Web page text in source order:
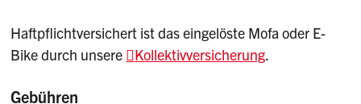
Führerausweis vor 14. Altersjahr gestellt werden.
oder Schulbussen nicht möglich oder nicht
zweckmässig
Treffen alle Voraussetzungen zu, kann
Haftpflichtversichert ist das eingelöste Mofa oder E-
Bike durch unsere
Kollektivversicherung.
Gebühren